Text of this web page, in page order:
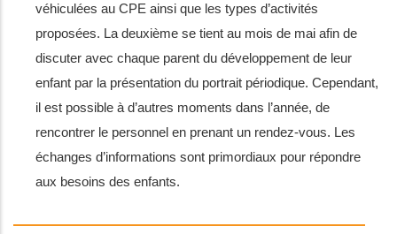
véhiculées au CPE ainsi que les types d’activités
proposées. La deuxième se tient au mois de mai afin de
discuter avec chaque parent du développement de leur
enfant par la présentation du portrait périodique. Cependant,
il est possible à d’autres moments dans l’année, de
rencontrer le personnel en prenant un rendez-vous. Les
échanges d’informations sont primordiaux pour répondre
aux besoins des enfants.